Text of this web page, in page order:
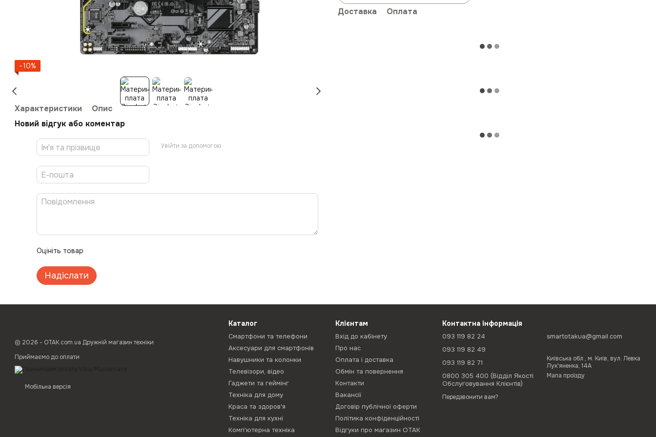
−10%
Характеристики
Опис
Новий відгук або коментар
Увійти за допомогою
Оцініть товар
Надіслати
Доставка Оплата
© 2026 - ОТАК.com.ua Дружній магазин техніки
Приймаємо до оплати
Мобільна версія
Каталог
Смартфони та телефони
Аксесуари для смартфонів
Навушники та колонки
Телевізори, відео
Гаджети та геймінг
Техніка для дому
Краса та здоров'я
Техніка для кухні
Комп'ютерна техніка
Клієнтам
Вхід до кабінету
Про нас
Оплата і доставка
Обмін та повернення
Контакти
Вакансії
Договір публічної оферти
Політика конфіденційності
Відгуки про магазин ОТАК
Контактна інформація
093 119 82 24
093 119 82 49
093 119 82 71
0800 305 400 (Відділ Якості
Обслуговування Клієнтів)
Передзвонити вам?
smartotakua@gmail.com
Київська обл., м. Київ, вул. Левка
Лук'яненка, 14А
Мапа проїзду